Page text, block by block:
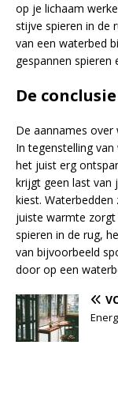
op je lichaam
stijve spieren in de
van een waterbed
gespannen spieren
De
De aannames
In tegenstelling
het juist erg
krijgt geen last van
kiest.
juiste warmte
spieren in de rug,
van bijvoorbeeld
door op een